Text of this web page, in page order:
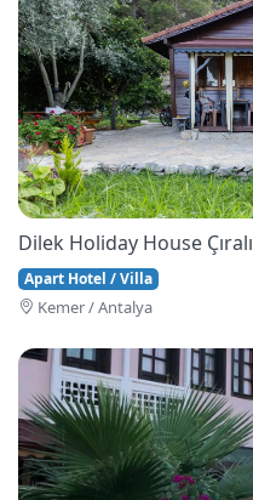
Dilek Holiday House Çıralı
Apart Hotel / Villa
Kemer / Antalya